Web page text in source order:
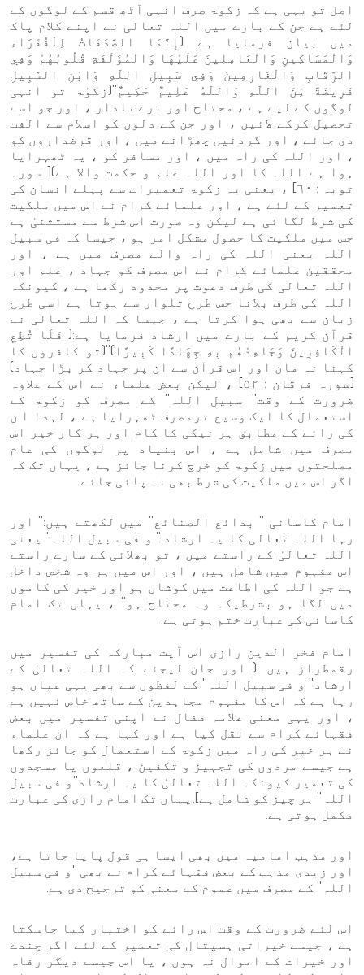
اصل تو یہی ہے کہ زکوۃ صرف انہی آٹھ قسم کے لوگوں کے
لئے ہے جن کے بارے میں اللہ تعالی نے اپنے کلام پاک
میں بیان فرمایا ہے: (إِنَّمَا الصَّدَقَاتُ لِلْفُقَرَاء
وَالْمَسَاكِينِ وَالْعَامِلِينَ عَلَيْهَا وَالْمُؤَلَّفَةِ قُلُوبُهُمْ وَفِي
الرِّقَابِ وَالْغَارِمِينَ وَفِي سَبِيلِ اللّهِ وَابْنِ السَّبِيلِ
فَرِيضَةً مِّنَ اللّهِ وَاللّهُ عَلِيمٌ حَكِيمٌ''(زکوٰۃ تو انہی
لوگوں کے لیے ہے ، محتاج اور نرے نادار ، اور جو اسے
تحصیل کرکے لائیں ، اور جن کے دلوں کو اسلام سے الفت
دی جائے ، اور گردنیں چھڑانے میں ، اور قرضداروں کو
، اور اللہ کی راہ میں ، اور مسافر کو ، یہ ٹھہرایا
ہوا ہے اللہ کا اور اللہ علم و حکمت والا ہے)[ سورہ
توبہ : ٦٠] ، یعنی یہ زکوۃ تعمیرات سے پہلے انسان کی
تعمیر کے لئے ہے ، اور علمائے کرام نے اس میں ملکیت
کی شرط لگا ئی ہے لیکن وہ صورت اس شرط سے مستثنیٰ ہے
جس میں ملکیت کا حصول مشکل امر ہو ، جیسا کہ فی سبیل
اللہ یعنی اللہ کی راہ والے مصرف میں ہے ، اور
محققین علمائے کرام نے اس مصرف کو جہاد ، علم اور
اللہ تعالی کی طرف دعوت پر محدود رکھا ہے ، کیونکہ
اللہ کی طرف بلانا جس طرح تلوار سے ہوتا ہے اسی طرح
زبان سے بھی ہوا کرتا ہے ، جیسا کہ اللہ تعالی نے
قرآن کریم کے بارے میں ارشاد فرمایا ہے:( فَلَا تُطِعِ
الْكَافِرِينَ وَجَاهِدْهُم بِهِ جِهَادًا كَبِيرًا)''(تو کافروں کا
کہنا نہ مان اور اس قرآن سے ان پر جہاد کر بڑا جہاد)
[سورہ فرقان : ٥٢] ، لیکن بعض علماء نے اس کے علاوہ
ضرورت کے وقت'' سبیل اللہ'' کے مصرف کو زکوۃ کے
استعمال کا ایک وسیع ترمصرف ٹھہرایا ہے ، لہذا ا ن
کی رائے کے مطابق ہر نیکی کا کام اور ہر کار خیر اس
مصرف میں شامل ہے ، اس بنیاد پر لوگوں کی عام
مصلحتوں میں زکوۃ کو خرچ کرنا جائز ہے ، یہاں تک کہ
اگر اس میں ملکیت کی شرط بھی نہ پائی جائے.
امام کاسانی '' بدائع الصنائع'' میں لکھتے ہیں:'' اور
رہا اللہ تعالی کا یہ ارشاد:'' و فی سبیل اللہ'' یعنی
اللہ تعالیٰ کے راستے میں ، تو بھلائی کے سارے راستے
اس مفہوم میں شامل ہیں ، اور اس میں ہر وہ شخص داخل
ہے جو اللہ کی اطاعت میں کوشاں ہو اور خیر کی کاموں
میں لگا ہو بشرطیکہ وہ محتاج ہو'' ، یہاں تک امام
کاسانی کی عبارت ختم ہوتی ہے.
امام فخر الدین رازی اس آیت مبارکہ کی تفسیر میں
رقمطراز ہیں :( اور جان لیجئے کہ اللہ تعالیٰ کے
ارشاد'' و فی سبیل اللہ'' کے لفظوں سے بھی یہی عیاں ہو
رہا ہے کہ اس کا مفہوم مجاہدین کے ساتھ خاص نہیں ہے
، اور یہی معنی علامہ قفال نے اپنی تفسیر میں بعض
فقہائے کرام سے نقل کیا ہے اور کہا ہے کہ ان علماء
نے ہر خیر کی راہ میں زکوۃ کے استعمال کو جائز رکھا
ہے جیسے مردوں کی تجہیز و تکفین ، قلعوں یا مسجدوں
کی تعمیر کیونکہ اللہ تعالیٰ کا یہ ارشاد''و فی سبیل
اللہ'' ہر چیز کو شامل ہے].یہاں تک امام رازی کی عبارت
مکمل ہوتی ہے.
اور مذہب امامیہ میں بھی ایسا ہی قول پایا جاتا ہے،
اور زیدی مذہب کے بعض فقہائے کرام نے بھی ''و فی سبیل
اللہ'' کے مصرف میں عموم کے معنی کو ترجیح دی ہے.
اس لئے ضرورت کے وقت اس رائے کو اختیار کیا جاسکتا
ہے ، جیسے خیراتی ہسپتال کی تعمیر کے لئے اگر چندے
اور خیرات کے اموال نہ ہوں ، یا اس جیسے دیگر رفاہ